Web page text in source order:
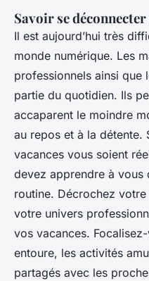
Savoir se
Il est aujourd’hui très
monde numérique. Les
professionnels ainsi que
partie du quotidien. Ils
accaparent le moindre
au repos et à la détente.
vacances vous soient
devez apprendre à vous
routine. Décrochez
votre univers
vos vacances.
entoure, les activités
partagés avec les